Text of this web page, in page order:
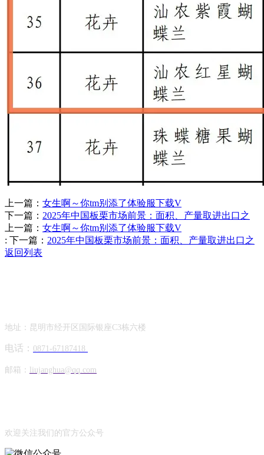
上一篇： 女生啊～你tm别添了体验服下载V
下一篇： 2025年中国板栗市场前景：面积、产量取进出口之
上一篇： 女生啊～你tm别添了体验服下载V
: 下一篇： 2025年中国板栗市场前景：面积、产量取进出口之
返回列表
地址：昆明市经开区国际银座C3栋六楼
电话： 0871-67187418
邮箱： liujanghua@qq.com
欢迎关注我们的官方公众号